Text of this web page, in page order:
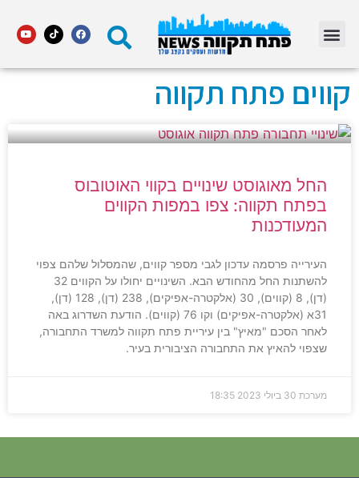
קווים פתח תקווה
החל מאוגוסט שינויים בקווי האוטובוס
בפתח תקווה: צפו במפות הקווים
המעודכנות
העירייה פרסמה עדכון לגבי מספר קווים, שהמסלול שלהם צפוי
להשתנות החל מהחודש הבא. השינויים יחולו על הקווים 32
(דן), 8 (קווים), 30 (אלקטרה-אפיקים), 238 (דן), 128 (דן),
31א (אלקטרה-אפיקים) וקו 76 (קווים). הודעת השדרוג באה
לאחר הסכם "מאיץ" בין עיריית פתח תקווה למשרד התחבורה,
שצפוי להאיץ את התחבורה הציבורית בעיר.
מערכת 30 ביולי 2023 18:35